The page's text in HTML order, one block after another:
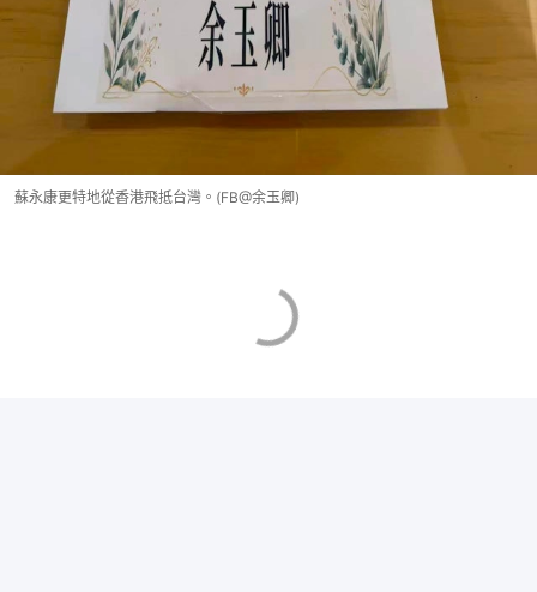
蘇永康更特地從香港飛抵台灣。(FB@余玉卿)